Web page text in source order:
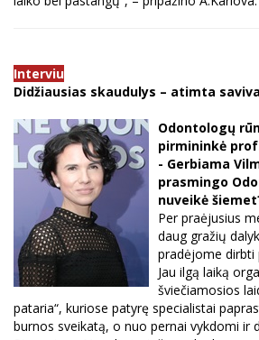
Interviu
Didžiausias skaudulys – atimta
Odontologų
pirmininkė
- Gerbiama
prasmingo
nuveikė
Per praėjusius
daug gražių
pradėjome dirbti
Jau ilgą laiką
šviečiamosios
pataria“, kuriose patyrę specialistai
burnos sveikatą, o nuo pernai vykdomi ir